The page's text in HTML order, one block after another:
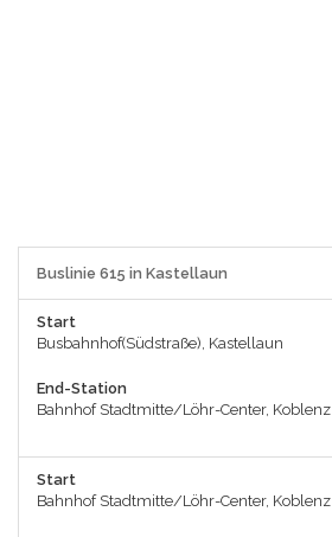
Buslinie 615 in Kastellaun
Start
Busbahnhof(Südstraße), Kastellaun
End-Station
Bahnhof Stadtmitte/Löhr-Center, Koblenz
Start
Bahnhof Stadtmitte/Löhr-Center, Koblenz